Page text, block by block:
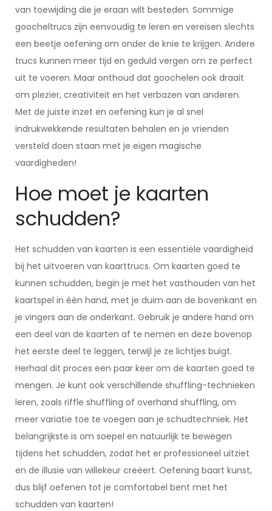
van toewijding die je eraan wilt besteden. Sommige
goocheltrucs zijn eenvoudig te leren en vereisen slechts
een beetje oefening om onder de knie te krijgen. Andere
trucs kunnen meer tijd en geduld vergen om ze perfect
uit te voeren. Maar onthoud dat goochelen ook draait
om plezier, creativiteit en het verbazen van anderen.
Met de juiste inzet en oefening kun je al snel
indrukwekkende resultaten behalen en je vrienden
versteld doen staan met je eigen magische
vaardigheden!
Hoe moet je kaarten
schudden?
Het schudden van kaarten is een essentiële vaardigheid
bij het uitvoeren van kaarttrucs. Om kaarten goed te
kunnen schudden, begin je met het vasthouden van het
kaartspel in één hand, met je duim aan de bovenkant en
je vingers aan de onderkant. Gebruik je andere hand om
een deel van de kaarten af te nemen en deze bovenop
het eerste deel te leggen, terwijl je ze lichtjes buigt.
Herhaal dit proces een paar keer om de kaarten goed te
mengen. Je kunt ook verschillende shuffling-technieken
leren, zoals riffle shuffling of overhand shuffling, om
meer variatie toe te voegen aan je schudtechniek. Het
belangrijkste is om soepel en natuurlijk te bewegen
tijdens het schudden, zodat het er professioneel uitziet
en de illusie van willekeur creëert. Oefening baart kunst,
dus blijf oefenen tot je comfortabel bent met het
schudden van kaarten!